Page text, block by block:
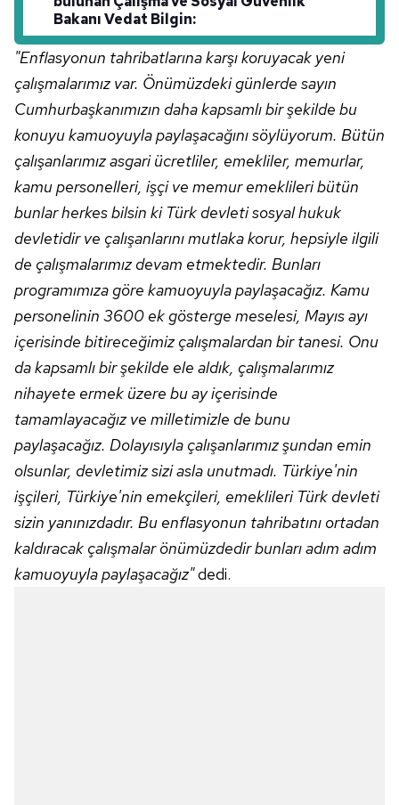
Bakanı Vedat Bilgin:
"Enflasyonun tahribatlarına karşı koruyacak yeni
çalışmalarımız var. Önümüzdeki günlerde sayın
Cumhurbaşkanımızın daha kapsamlı bir şekilde bu
konuyu kamuoyuyla paylaşacağını söylüyorum. Bütün
çalışanlarımız asgari ücretliler, emekliler, memurlar,
kamu personelleri, işçi ve memur emeklileri bütün
bunlar herkes bilsin ki Türk devleti sosyal hukuk
devletidir ve çalışanlarını mutlaka korur, hepsiyle ilgili
de çalışmalarımız devam etmektedir. Bunları
programımıza göre kamuoyuyla paylaşacağız. Kamu
personelinin 3600 ek gösterge meselesi, Mayıs ayı
içerisinde bitireceğimiz çalışmalardan bir tanesi. Onu
da kapsamlı bir şekilde ele aldık, çalışmalarımız
nihayete ermek üzere bu ay içerisinde
tamamlayacağız ve milletimizle de bunu
paylaşacağız. Dolayısıyla çalışanlarımız şundan emin
olsunlar, devletimiz sizi asla unutmadı. Türkiye'nin
işçileri, Türkiye'nin emekçileri, emeklileri Türk devleti
sizin yanınızdadır. Bu enflasyonun tahribatını ortadan
kaldıracak çalışmalar önümüzdedir bunları adım adım
kamuoyuyla paylaşacağız"dedi.